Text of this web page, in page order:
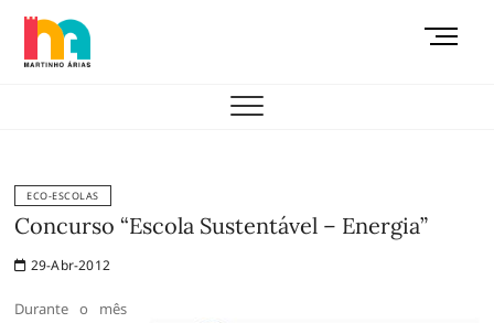
Skip
content
M
ECO-ESCOLAS
Concurso “Escola Sustentável – Energia”
29-Abr-2012
Durante o mês